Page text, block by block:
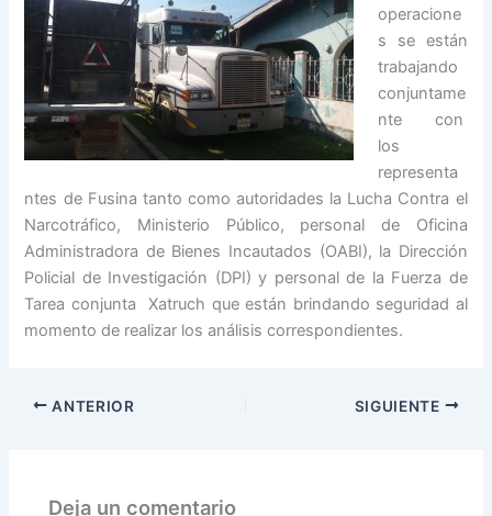
operacione
s se están
trabajando
conjuntame
nte con
los
representa
ntes de Fusina tanto como autoridades la Lucha Contra el
Narcotráfico, Ministerio Público, personal de Oficina
Administradora de Bienes Incautados (OABI), la Dirección
Policial de Investigación (DPI) y personal de la Fuerza de
Tarea conjunta Xatruch que están brindando seguridad al
momento de realizar los análisis correspondientes.
ANTERIOR SIGUIENTE
Deja un comentario